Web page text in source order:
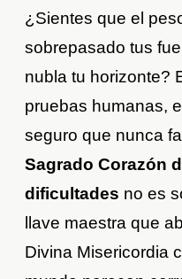
¿Sientes que el
sobrepasado tus
nubla tu horizonte?
pruebas humanas,
seguro que nunca
Sagrado Corazón
dificultades no es
llave maestra que
Divina Misericordia